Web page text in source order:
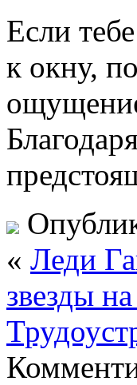
Если
к окну,
« Леди
звезды